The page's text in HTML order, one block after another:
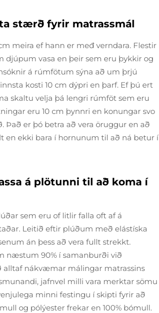
stærð fyrir matrassmál
meira ef hann er međ verndara. Flestir
djúpum vasa en þeir sem eru þykkir og
á rúmfötum sýna að um þrjú
kosti 10 cm dýpri en þarf. Ef þú ert
skaltu velja þá lengri rúmföt sem eru
eru 10 cm þynnri en konungar svo
er þó betra að vera öruggur en að
en ekki bara í hornunum til að ná betur í
á plötunni til að koma í
sem eru of litlir falla oft af á
Leitið eftir plúðum með elástíska
án þess að vera fullt strekkt.
næstum 90% í samanburði við
alltaf nákvæmar málingar matrassins
jafnvel milli vara merktar sömu
minni festingu í skipti fyrir að
og pólýester frekar en 100% bómull.